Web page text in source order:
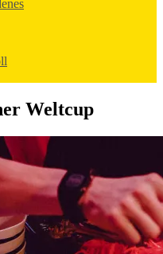
Weltcup